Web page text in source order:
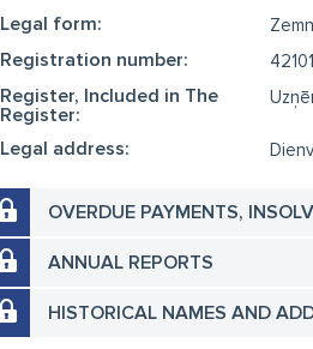
Legal form:
Registration number:
Register, Included in The
Register:
Legal address:
OVERDUE PAYMENTS,
ANNUAL REPORTS
HISTORICAL NAMES AND